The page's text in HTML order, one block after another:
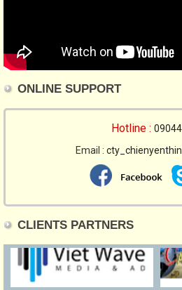
ONLINE SUPPORT
Hotline :
Email :
CLIENTS PARTNERS